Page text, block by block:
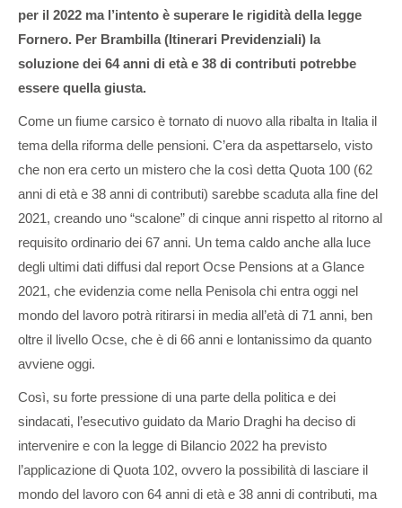
per il 2022 ma l’intento è superare le rigidità della legge
Fornero. Per Brambilla (Itinerari Previdenziali) la
soluzione dei 64 anni di età e 38 di contributi potrebbe
essere quella giusta.
Come un fiume carsico è tornato di nuovo alla ribalta in Italia il
tema della riforma delle pensioni. C’era da aspettarselo, visto
che non era certo un mistero che la così detta Quota 100 (62
anni di età e 38 anni di contributi) sarebbe scaduta alla fine del
2021, creando uno “scalone” di cinque anni rispetto al ritorno al
requisito ordinario dei 67 anni. Un tema caldo anche alla luce
degli ultimi dati diffusi dal report Ocse Pensions at a Glance
2021, che evidenzia come nella Penisola chi entra oggi nel
mondo del lavoro potrà ritirarsi in media all’età di 71 anni, ben
oltre il livello Ocse, che è di 66 anni e lontanissimo da quanto
avviene oggi.
Così, su forte pressione di una parte della politica e dei
sindacati, l’esecutivo guidato da Mario Draghi ha deciso di
intervenire e con la legge di Bilancio 2022 ha previsto
l’applicazione di Quota 102, ovvero la possibilità di lasciare il
mondo del lavoro con 64 anni di età e 38 anni di contributi, ma